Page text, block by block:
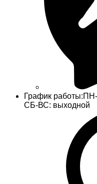
График работы:
СБ-ВС: выходной